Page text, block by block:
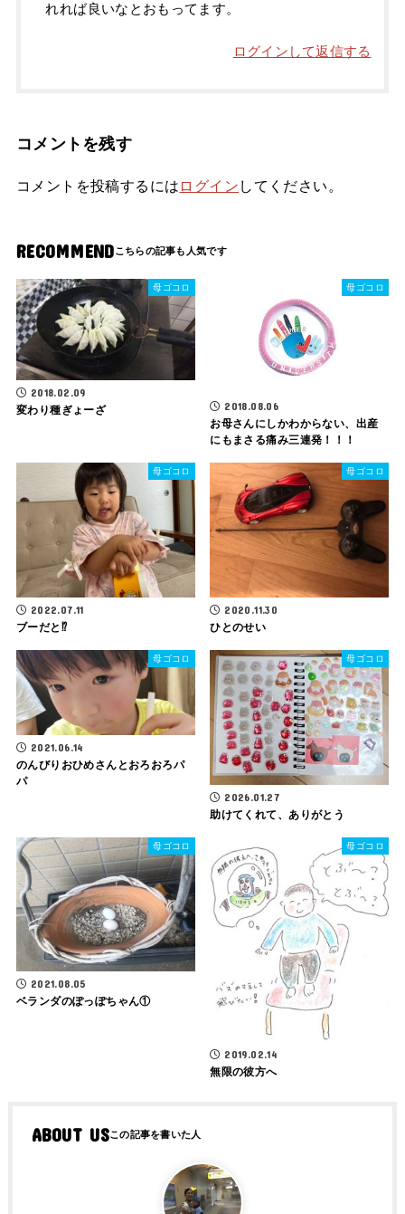
れれば良いなとおもってます。
ログインして返信する
コメントを残す
コメントを投稿するには ログイン してください。
RECOMMEND
母ゴコロ
2018.02.09
変わり種ぎょーざ
母ゴコロ
2018.08.06
お母さんにしかわからない、出産
にもまさる痛み三連発！！！
母ゴコロ
2022.07.11
ブーだと⁉︎
母ゴコロ
2020.11.30
ひとのせい
母ゴコロ
2021.06.14
のんびりおひめさんとおろおろパ
パ
母ゴコロ
2026.01.27
助けてくれて、ありがとう
母ゴコロ
2021.08.05
ベランダのぽっぽちゃん①
母ゴコロ
2019.02.14
無限の彼方へ
ABOUT US